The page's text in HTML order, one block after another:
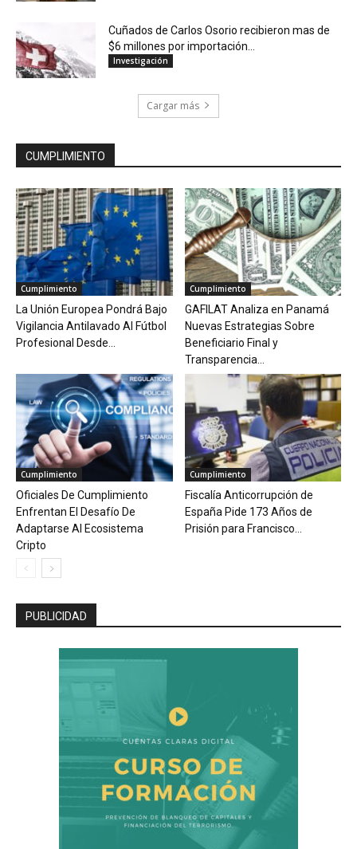
Cuñados de Carlos Osorio recibieron mas de
$6 millones por importación...
Investigación
Cargar más
CUMPLIMIENTO
Cumplimiento
La Unión Europea Pondrá Bajo
Vigilancia Antilavado Al Fútbol
Profesional Desde...
Cumplimiento
GAFILAT Analiza en Panamá
Nuevas Estrategias Sobre
Beneficiario Final y
Transparencia...
Cumplimiento
Oficiales De Cumplimiento
Enfrentan El Desafío De
Adaptarse Al Ecosistema
Cripto
Cumplimiento
Fiscalía Anticorrupción de
España Pide 173 Años de
Prisión para Francisco...
PUBLICIDAD